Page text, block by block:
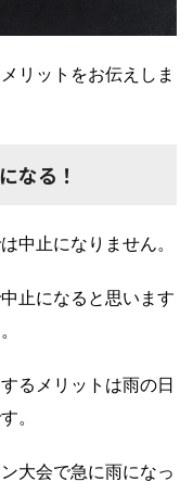
リットをお伝えしま
なる！
中止になりません。
止になると思います
るメリットは雨の日
。
大会で急に雨になっ